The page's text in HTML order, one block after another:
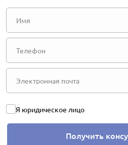
Я юридическое лицо
Получить